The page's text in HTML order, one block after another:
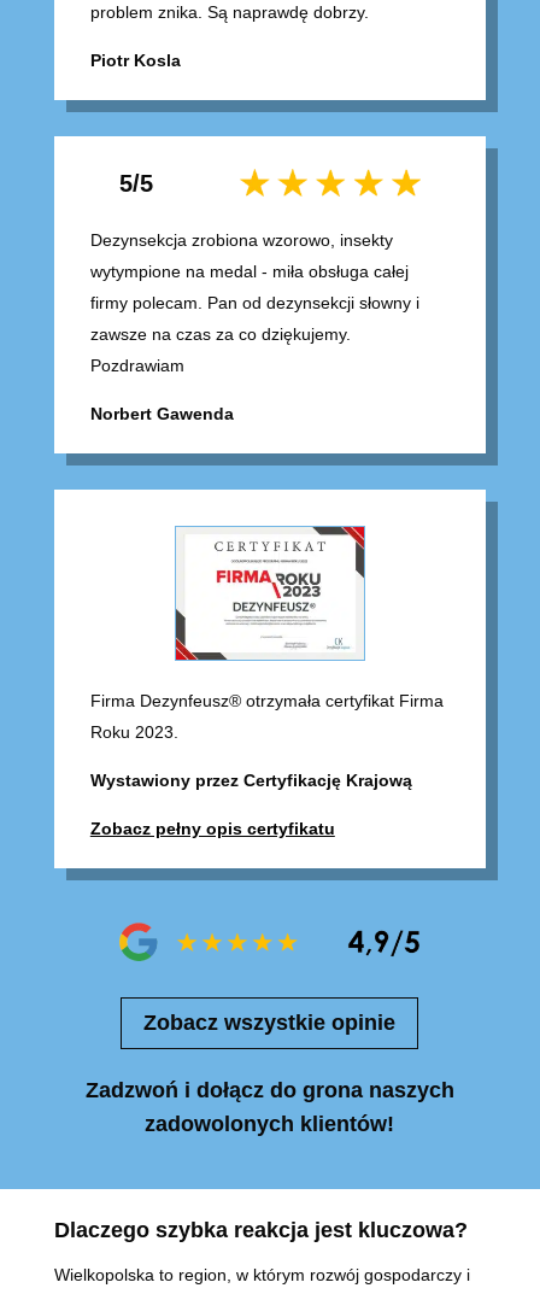
problem znika. Są naprawdę dobrzy.
Piotr Kosla
5/5
Dezynsekcja zrobiona wzorowo, insekty
wytympione na medal - miła obsługa całej
firmy polecam. Pan od dezynsekcji słowny i
zawsze na czas za co dziękujemy.
Pozdrawiam
Norbert Gawenda
Firma Dezynfeusz® otrzymała certyfikat Firma
Roku 2023.
Wystawiony przez Certyfikację Krajową
Zobacz pełny opis certyfikatu
Zobacz wszystkie opinie
Zadzwoń i dołącz do grona naszych
zadowolonych klientów!
Dlaczego szybka reakcja jest kluczowa?
Wielkopolska to region, w którym rozwój gospodarczy i